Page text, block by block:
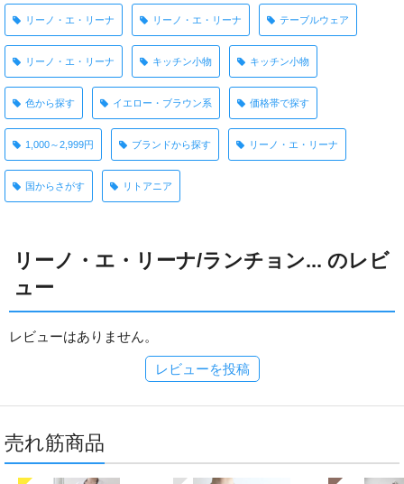
リーノ・エ・リーナ リーノ・エ・リーナ テーブルウェア
リーノ・エ・リーナ キッチン小物 キッチン小物
色から探す イエロー・ブラウン系 価格帯で探す
1,000～2,999円 ブランドから探す リーノ・エ・リーナ
国からさがす リトアニア
リーノ・エ・リーナ/ランチョン... のレビ
ュー
レビューはありません。
レビューを投稿
売れ筋商品